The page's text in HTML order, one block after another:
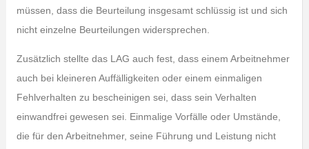
müssen, dass die Beurteilung insgesamt schlüssig ist und sich
nicht einzelne Beurteilungen widersprechen.
Zusätzlich stellte das LAG auch fest, dass einem Arbeitnehmer
auch bei kleineren Auffälligkeiten oder einem einmaligen
Fehlverhalten zu bescheinigen sei, dass sein Verhalten
einwandfrei gewesen sei. Einmalige Vorfälle oder Umstände,
die für den Arbeitnehmer, seine Führung und Leistung nicht